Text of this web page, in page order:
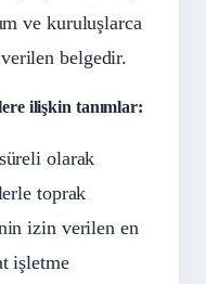
ve kuruluşlarca
belgedir.
ilişkin tanımlar:
olarak
toprak
izin verilen en
işletme